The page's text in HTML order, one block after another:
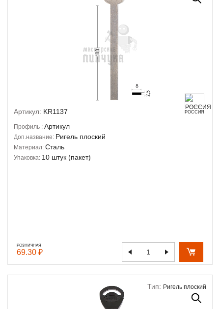
Артикул: KR1137 РОССИЯ
Профиль : Артикул
Доп.название: Ригель плоский
Материал: Сталь
Упаковка: 10 штук (пакет)
РОЗНИЧНАЯ
69.30 ₽
Тип: Ригель плоский